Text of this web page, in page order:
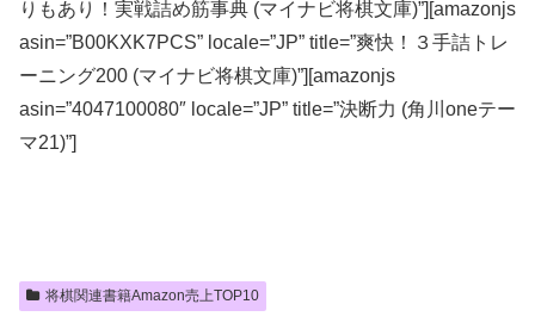
りもあり！実戦詰め筋事典 (マイナビ将棋文庫)”][amazonjs
asin=”B00KXK7PCS” locale=”JP” title=”爽快！３手詰トレ
ーニング200 (マイナビ将棋文庫)”][amazonjs
asin=”4047100080″ locale=”JP” title=”決断力 (角川oneテー
マ21)”]
将棋関連書籍Amazon売上TOP10